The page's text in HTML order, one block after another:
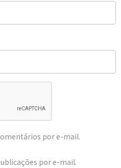
por e-mail.
por e-mail.